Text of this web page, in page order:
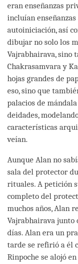
eran enseñanzas
incluían
autoiniciación, así
dibujar no solo los
Vajrabhairava, sino
Chakrasamvara y
hojas grandes de
eso, sino que
palacios de
deidades,
características
veían.
Aunque Alan no
sala del protector
rituales. A petición
completo del
muchos años, Alan
Vajrabhairava junto
días. Alan era un
tarde se refirió a él
Rinpoche se alojó